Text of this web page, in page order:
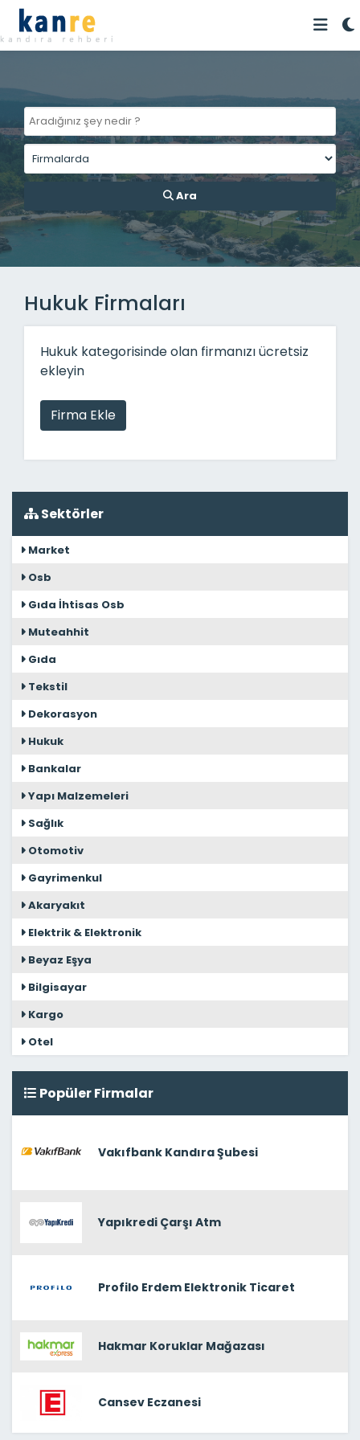
Ara
Sektörler
Market
Osb
Gıda İhtisas Osb
Muteahhit
Gıda
Tekstil
Dekorasyon
Hukuk
Bankalar
Yapı Malzemeleri
Sağlık
Otomotiv
Gayrimenkul
Akaryakıt
Elektrik & Elektronik
Beyaz Eşya
Bilgisayar
Kargo
Otel
Popüler Firmalar
Vakıfbank Kandıra Şubesi
Yapıkredi Çarşı Atm
Profilo Erdem Elektronik Ticaret
Hakmar Koruklar Mağazası
Cansev Eczanesi
Hukuk Firmaları
Hukuk kategorisinde olan firmanızı ücretsiz
ekleyin
Firma Ekle